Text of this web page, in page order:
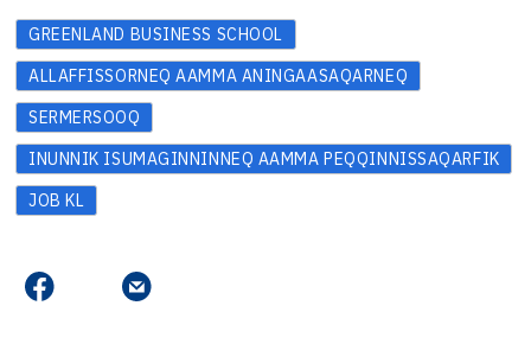
GREENLAND BUSINESS SCHOOL
ALLAFFISSORNEQ AAMMA ANINGAASAQARNEQ
SERMERSOOQ
INUNNIK ISUMAGINNINNEQ AAMMA PEQQINNISSAQARFIK
JOB KL